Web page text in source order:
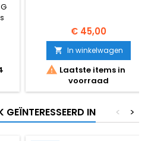
&
1,4
€ 45,00
 In winkelwagen
 Laatste items in
voorraad
IN >
<